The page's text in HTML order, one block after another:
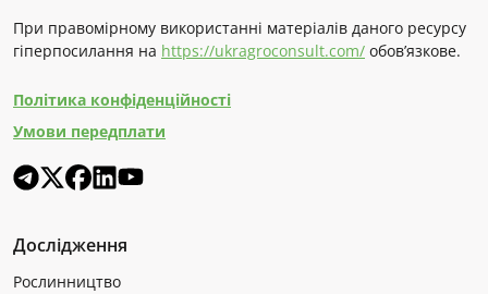
При правомірному використанні матеріалів даного ресурсу
гіперпосилання на https://ukragroconsult.com/ обов’язкове.
Політика конфіденційності
Умови передплати
Дослідження
Рослинництво